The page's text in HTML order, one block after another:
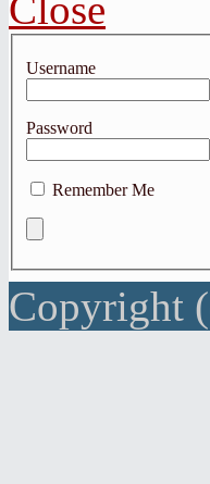
Username
Password
Remember Me
Copyright